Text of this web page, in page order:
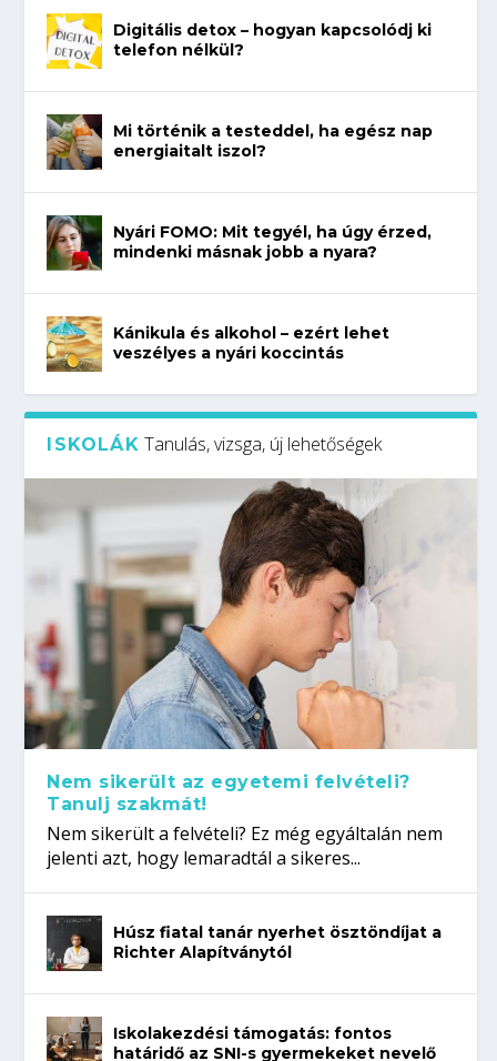
Digitális detox – hogyan kapcsolódj ki
telefon nélkül?
Mi történik a testeddel, ha egész nap
energiaitalt iszol?
Nyári FOMO: Mit tegyél, ha úgy érzed,
mindenki másnak jobb a nyara?
Kánikula és alkohol – ezért lehet
veszélyes a nyári koccintás
ISKOLÁK Tanulás, vizsga, új lehetőségek
Nem sikerült az egyetemi felvételi?
Tanulj szakmát!
Nem sikerült a felvételi? Ez még egyáltalán nem
jelenti azt, hogy lemaradtál a sikeres...
Húsz fiatal tanár nyerhet ösztöndíjat a
Richter Alapítványtól
Iskolakezdési támogatás: fontos
határidő az SNI-s gyermekeket nevelő